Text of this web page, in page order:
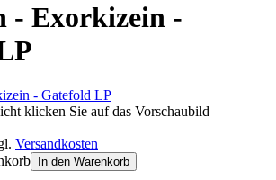
- Exorkizein -
klicken Sie auf das Vorschaubild
Versandkosten
In den Warenkorb